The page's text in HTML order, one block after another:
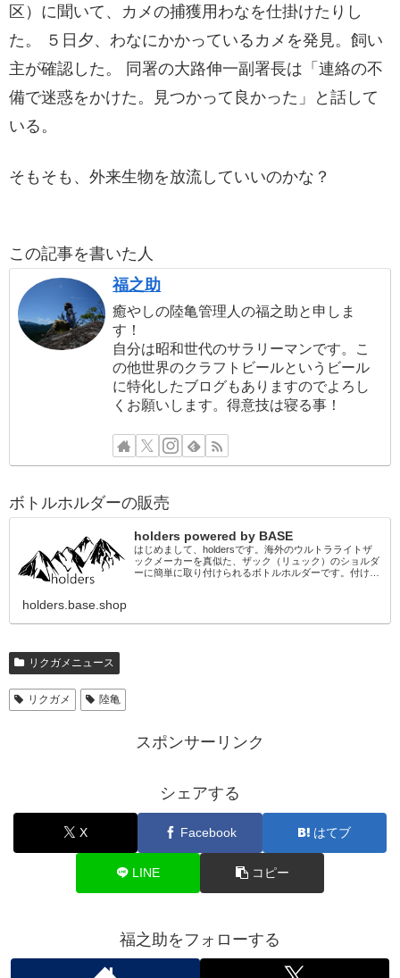
区）に聞いて、カメの捕獲用わなを仕掛けたりし
た。 ５日夕、わなにかかっているカメを発見。飼い
主が確認した。 同署の大路伸一副署長は「連絡の不
備で迷惑をかけた。見つかって良かった」と話して
いる。
そもそも、外来生物を放流していいのかな？
この記事を書いた人
福之助
癒やしの陸亀管理人の福之助と申しま
す！
自分は昭和世代のサラリーマンです。こ
の他世界のクラフトビールというビール
に特化したブログもありますのでよろし
くお願いします。得意技は寝る事！
ボトルホルダーの販売
holders powered by BASE
はじめまして、holdersです。海外のウルトラライトザ
ックメーカーを真似た、ザック（リュック）のショルダ
ーに簡単に取り付けられるボトルホルダーです。付ける
holders.base.shop
リクガメニュース
リクガメ 陸亀
スポンサーリンク
シェアする
X Facebook はてブ
LINE コピー
福之助をフォローする